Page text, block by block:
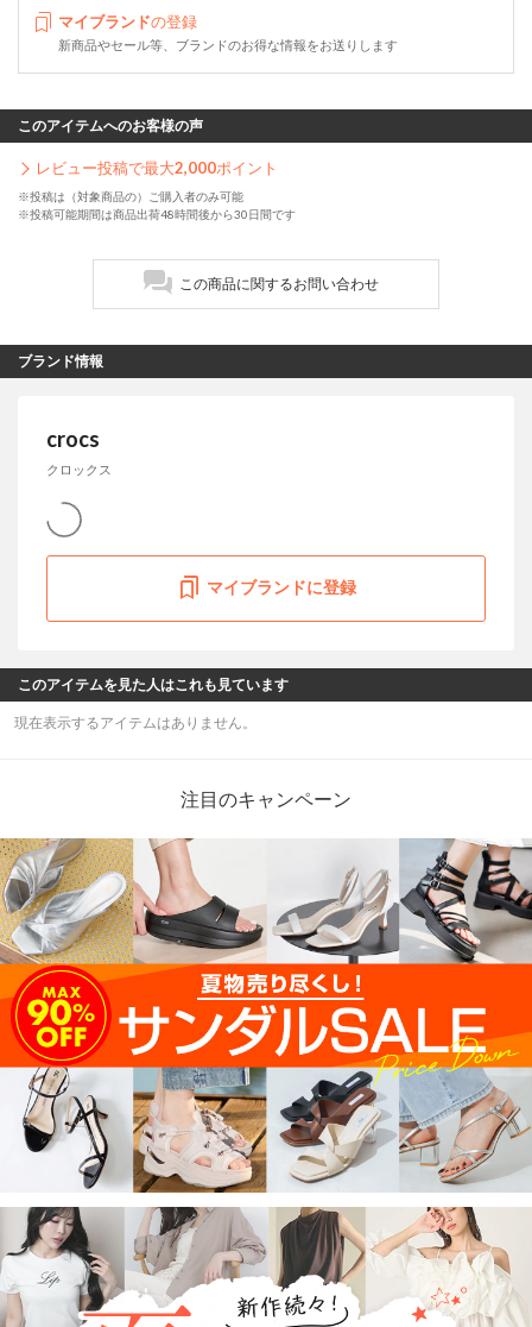
マイブランドの登録
新商品やセール等、ブランドのお得な情報をお送りします
このアイテムへのお客様の声
レビュー投稿で最大2,000ポイント
※投稿は（対象商品の）ご購入者のみ可能
※投稿可能期間は商品出荷48時間後から30日間です
この商品に関するお問い合わせ
ブランド情報
crocs
クロックス
マイブランドに登録
このアイテムを見た人はこれも見ています
現在表示するアイテムはありません。
注目のキャンペーン